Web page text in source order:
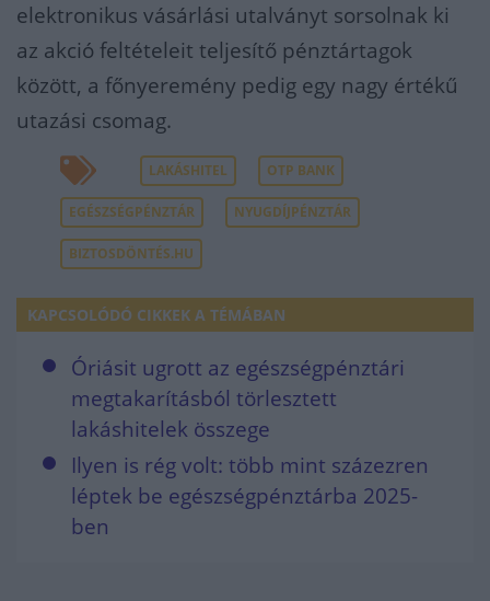
elektronikus vásárlási utalványt sorsolnak ki
az akció feltételeit teljesítő pénztártagok
között, a főnyeremény pedig egy nagy értékű
utazási csomag.
LAKÁSHITEL OTP BANK
EGÉSZSÉGPÉNZTÁR NYUGDÍJPÉNZTÁR
BIZTOSDÖNTÉS.HU
KAPCSOLÓDÓ CIKKEK A TÉMÁBAN
Óriásit ugrott az egészségpénztári
megtakarításból törlesztett
lakáshitelek összege
Ilyen is rég volt: több mint százezren
léptek be egészségpénztárba 2025-
ben